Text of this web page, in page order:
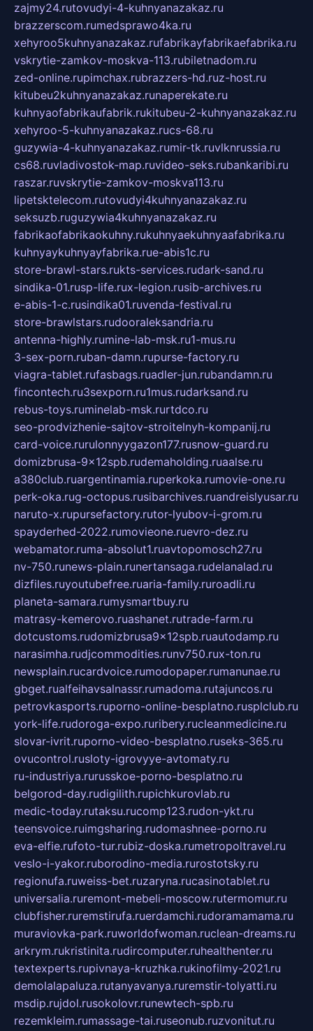
zajmy24.rutovudyi-4-kuhnyanazakaz.ru
brazzerscom.rumedsprawo4ka.ru
xehyroo5kuhnyanazakaz.rufabrikayfabrikaefabrika.ru
vskrytie-zamkov-moskva-113.rubiletnadom.ru
zed-online.rupimchax.rubrazzers-hd.ruz-host.ru
kitubeu2kuhnyanazakaz.runaperekate.ru
kuhnyaofabrikaufabrik.rukitubeu-2-kuhnyanazakaz.ru
xehyroo-5-kuhnyanazakaz.rucs-68.ru
guzywia-4-kuhnyanazakaz.rumir-tk.ruvlknrussia.ru
cs68.ruvladivostok-map.ruvideo-seks.rubankaribi.ru
raszar.ruvskrytie-zamkov-moskva113.ru
lipetsktelecom.rutovudyi4kuhnyanazakaz.ru
seksuzb.ruguzywia4kuhnyanazakaz.ru
fabrikaofabrikaokuhny.rukuhnyaekuhnyaafabrika.ru
kuhnyaykuhnyayfabrika.rue-abis1c.ru
store-brawl-stars.rukts-services.rudark-sand.ru
sindika-01.rusp-life.rux-legion.rusib-archives.ru
e-abis-1-c.rusindika01.ruvenda-festival.ru
store-brawlstars.rudooraleksandria.ru
antenna-highly.rumine-lab-msk.ru1-mus.ru
3-sex-porn.ruban-damn.rupurse-factory.ru
viagra-tablet.rufasbags.ruadler-jun.rubandamn.ru
fincontech.ru3sexporn.ru1mus.rudarksand.ru
rebus-toys.ruminelab-msk.rurtdco.ru
seo-prodvizhenie-sajtov-stroitelnyh-kompanij.ru
card-voice.rurulonnyygazon177.rusnow-guard.ru
domizbrusa-9x12spb.rudemaholding.ruaalse.ru
a380club.ruargentinamia.ruperkoka.rumovie-one.ru
perk-oka.rug-octopus.rusibarchives.ruandreislyusar.ru
naruto-x.rupursefactory.rutor-lyubov-i-grom.ru
spayderhed-2022.rumovieone.ruevro-dez.ru
webamator.ruma-absolut1.ruavtopomosch27.ru
nv-750.runews-plain.runertansaga.rudelanalad.ru
dizfiles.ruyoutubefree.ruaria-family.ruroadli.ru
planeta-samara.rumysmartbuy.ru
matrasy-kemerovo.ruashanet.rutrade-farm.ru
dotcustoms.rudomizbrusa9x12spb.ruautodamp.ru
narasimha.rudjcommodities.runv750.rux-ton.ru
newsplain.rucardvoice.rumodopaper.rumanunae.ru
gbget.rualfeihavsalnassr.rumadoma.rutajuncos.ru
petrovkasports.ruporno-online-besplatno.rusplclub.ru
york-life.rudoroga-expo.ruribery.rucleanmedicine.ru
slovar-ivrit.ruporno-video-besplatno.ruseks-365.ru
ovucontrol.rusloty-igrovyye-avtomaty.ru
ru-industriya.rurusskoe-porno-besplatno.ru
belgorod-day.rudigilith.rupichkurovlab.ru
medic-today.rutaksu.rucomp123.rudon-ykt.ru
teensvoice.ruimgsharing.rudomashnee-porno.ru
eva-elfie.rufoto-tur.rubiz-doska.rumetropoltravel.ru
veslo-i-yakor.ruborodino-media.rurostotsky.ru
regionufa.ruweiss-bet.ruzaryna.rucasinotablet.ru
universalia.ruremont-mebeli-moscow.rutermomur.ru
clubfisher.ruremstirufa.ruerdamchi.rudoramamama.ru
muraviovka-park.ruworldofwoman.ruclean-dreams.ru
arkrym.rukristinita.rudircomputer.ruhealthenter.ru
textexperts.rupivnaya-kruzhka.rukinofilmy-2021.ru
demolalapaluza.rutanyavanya.ruremstir-tolyatti.ru
msdip.rujdol.rusokolovr.runewtech-spb.ru
rezemkleim.rumassage-tai.ruseonub.ruzvonitut.ru